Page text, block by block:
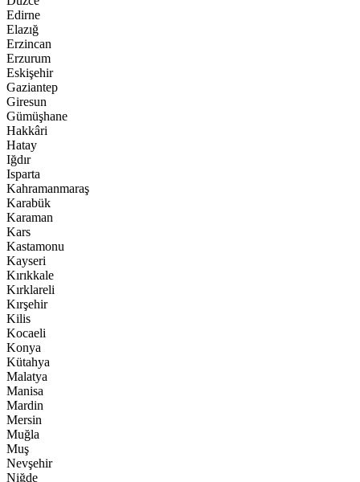
Edirne
Elazığ
Erzincan
Erzurum
Eskişehir
Gaziantep
Giresun
Gümüşhane
Hakkâri
Hatay
Iğdır
Isparta
Kahramanmaraş
Karabük
Karaman
Kars
Kastamonu
Kayseri
Kırıkkale
Kırklareli
Kırşehir
Kilis
Kocaeli
Konya
Kütahya
Malatya
Manisa
Mardin
Mersin
Muğla
Muş
Nevşehir
Niğde